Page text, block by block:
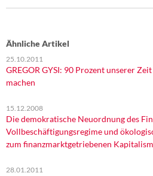
Ähnliche Artikel
25.10.2011
GREGOR GYSI: 90 Prozent unserer
machen
15.12.2008
Die demokratische Neuordnung des
Vollbeschäftigungsregime und
zum finanzmarktgetriebenen
28.01.2011